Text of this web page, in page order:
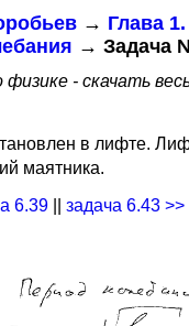
→ Глава
→ Задача
- скачать
в лифте.
маятника.
6.39
задача 6.43 >>